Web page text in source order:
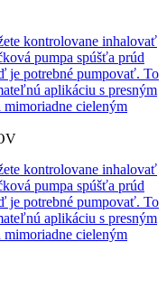
kontrolovane inhalovať
pumpa spúšťa prúd
je potrebné pumpovať. To
aplikáciu s presným
mimoriadne cieleným
kontrolovane inhalovať
pumpa spúšťa prúd
je potrebné pumpovať. To
aplikáciu s presným
mimoriadne cieleným